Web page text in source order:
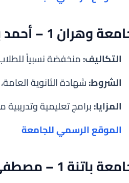
وهران 1 – أحمد بن بلة
التكاليف:منخفضة نسبياً
الشروط:شهادة الثانوية العامة،
المزايا:برامج تعليمية
الموقع الرسمي للجامعة
باتنة 1 – مصطفى بن بولعيد